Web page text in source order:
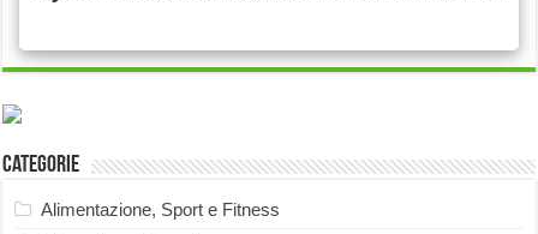
Categorie
Alimentazione, Sport e Fitness